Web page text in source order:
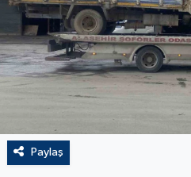
Paylaş